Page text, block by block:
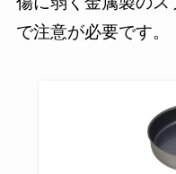
で注意が必要です。